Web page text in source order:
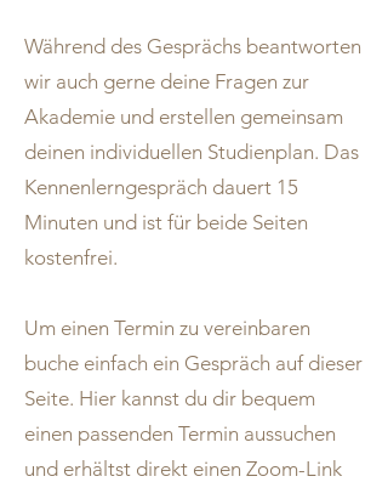
Während des Gesprächs beantworten
wir auch gerne deine Fragen zur
Akademie und erstellen gemeinsam
deinen individuellen Studienplan. Das
Kennenlerngespräch dauert 15
Minuten und ist für beide Seiten
kostenfrei.
Um einen Termin zu vereinbaren
buche einfach ein Gespräch auf dieser
Seite. Hier kannst du dir bequem
einen passenden Termin aussuchen
und erhältst direkt einen Zoom-Link